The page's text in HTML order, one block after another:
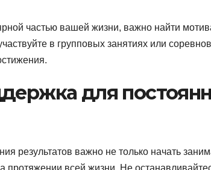
частью вашей жизни, важно найти
в групповых занятиях или
для
результатов важно не только начать
всей жизни. Не